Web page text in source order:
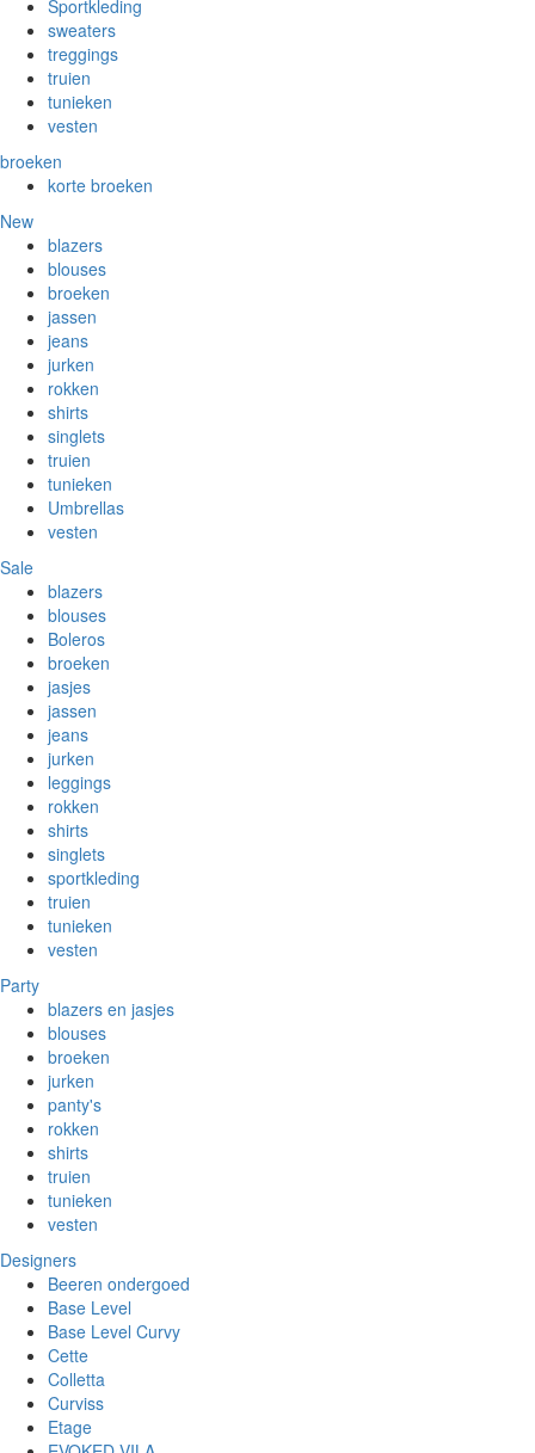
Sportkleding
sweaters
treggings
truien
tunieken
vesten
broeken
korte broeken
New
blazers
blouses
broeken
jassen
jeans
jurken
rokken
shirts
singlets
truien
tunieken
Umbrellas
vesten
Sale
blazers
blouses
Boleros
broeken
jasjes
jassen
jeans
jurken
leggings
rokken
shirts
singlets
sportkleding
truien
tunieken
vesten
Party
blazers en jasjes
blouses
broeken
jurken
panty's
rokken
shirts
truien
tunieken
vesten
Designers
Beeren ondergoed
Base Level
Base Level Curvy
Cette
Colletta
Curviss
Etage